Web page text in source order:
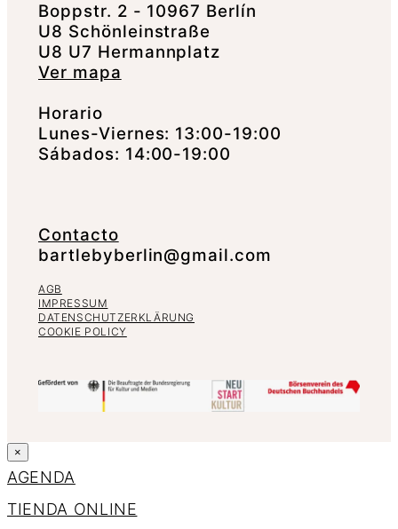
Boppstr. 2 - 10967 Berlín
U8 Schönleinstraße
U8 U7 Hermannplatz
Ver mapa
Horario
Lunes-Viernes: 13:00-19:00
Sábados: 14:00-19:00
Contacto
bartlebyberlin@gmail.com
AGB
IMPRESSUM
DATENSCHUTZERKLÄRUNG
COOKIE POLICY
×
AGENDA
TIENDA ONLINE